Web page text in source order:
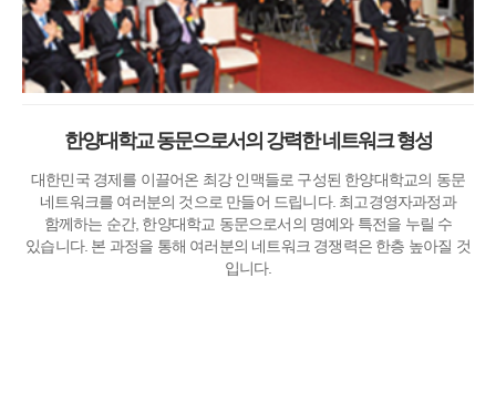
한양대학교 동문으로서의 강력한 네트워크 형성
대한민국 경제를 이끌어온 최강 인맥들로 구성된 한양대학교의 동문
네트워크를 여러분의 것으로 만들어 드립니다. 최고경영자과정과
함께하는 순간, 한양대학교 동문으로서의 명예와 특전을 누릴 수
있습니다. 본 과정을 통해 여러분의 네트워크 경쟁력은 한층 높아질 것
입니다.